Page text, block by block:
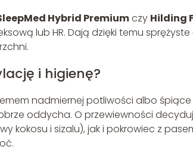
Hybrid Premiumczy Hilding
lub HR. Dają dzięki temu
i higienę?
nadmiernej potliwości albo
oddycha. O przewiewności
kokosu i sizalu), jak i pokrowiec z